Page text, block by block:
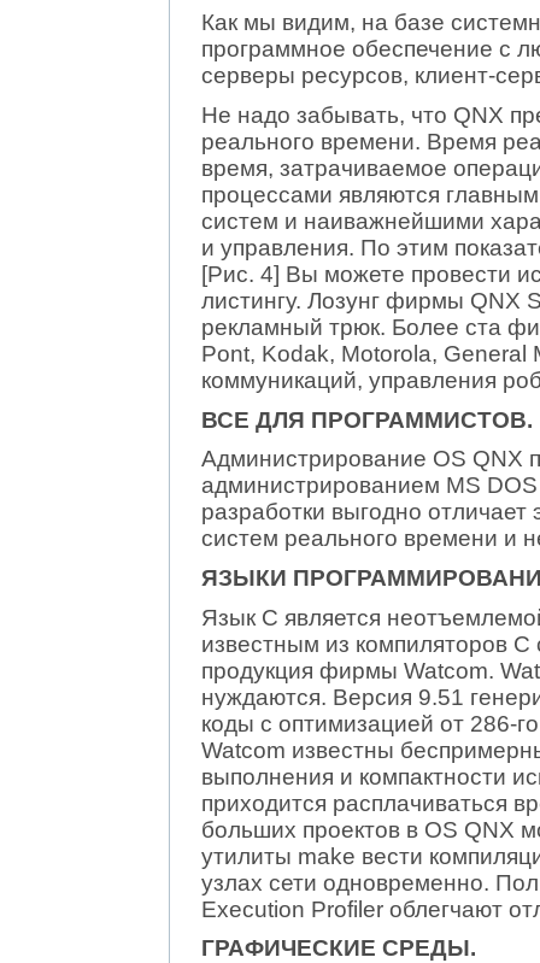
Как мы видим, на базе
программное обеспечение с
серверы ресурсов, клиент-
Не надо забывать, что QNX
реального времени. Время
время, затрачиваемое
процессами являются
систем и наиважнейшими
и управления. По этим
[Рис. 4] Вы можете провести
листингу. Лозунг фирмы QNX
рекламный трюк. Более ста
Pont, Kodak, Motorola, General
коммуникаций, управления
ВСЕ ДЛЯ ПРОГРАММИСТОВ.
Администрирование OS QNX
администрированием MS
разработки выгодно
систем реального времени и
ЯЗЫКИ
Язык C является
известным из компиляторов
продукция фирмы Watcom.
нуждаются. Версия 9.51
коды с оптимизацией от 286-
Watcom известны
выполнения и компактности
приходится расплачиваться
больших проектов в OS QNX
утилиты make вести
узлах сети одновременно.
Execution Profiler облегчают
ГРАФИЧЕСКИЕ СРЕДЫ.